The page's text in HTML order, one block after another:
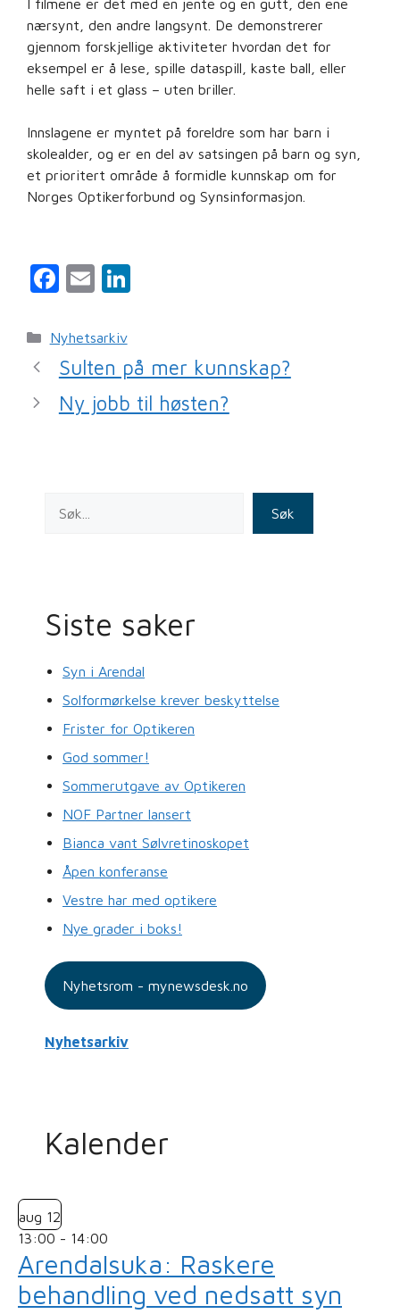
nærsynt, den andre langsynt. De demonstrerer
gjennom forskjellige aktiviteter hvordan det for
eksempel er å lese, spille dataspill, kaste ball, eller
helle saft i et glass – uten briller.
Innslagene er myntet på foreldre som har barn i
skolealder, og er en del av satsingen på barn og syn,
et prioritert område å formidle kunnskap om for
Norges Optikerforbund og Synsinformasjon.
F
c
e
b
o
E
ai
l
e
dI
n
Kategorier
Nyhetsarkiv
Sulten på mer kunnskap?
Ny jobb til høsten?
Søk
Siste saker
Syn i Arendal
Solformørkelse krever beskyttelse
Frister for Optikeren
God sommer!
Sommerutgave av Optikeren
NOF Partner lansert
Bianca vant Sølvretinoskopet
Åpen konferanse
Vestre har med optikere
Nye grader i boks!
Nyhetsrom - mynewsdesk.no
Nyhetsarkiv
Kalender
aug 12
13:00 - 14:00
Arendalsuka: Raskere
behandling ved nedsatt syn